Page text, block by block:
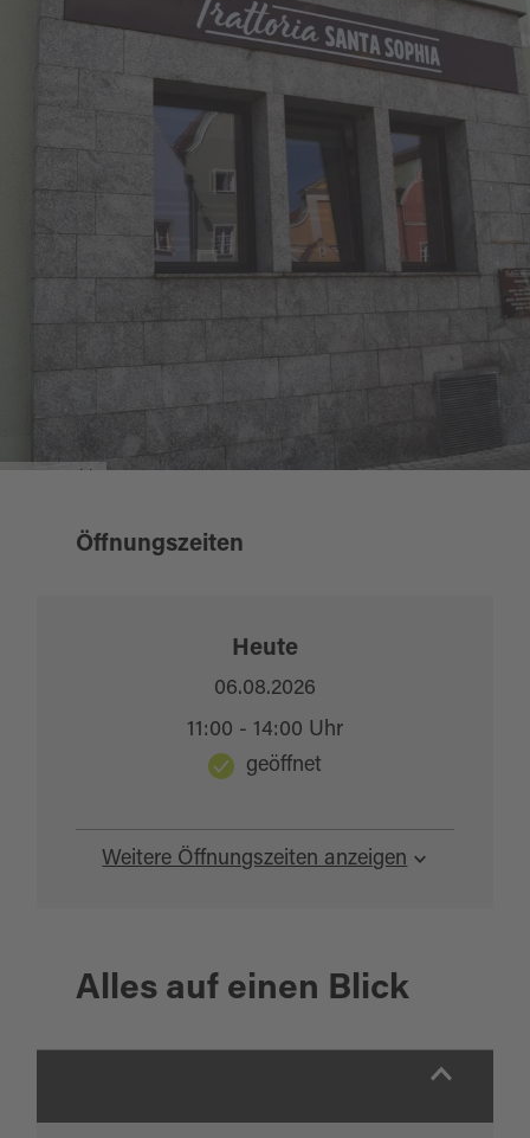
Öffnungszeiten
Weitere Öffnungszeiten anzeigen
Heute
06.08.2026
11:00 - 14:00 Uhr
geöffnet
Alles auf einen Blick